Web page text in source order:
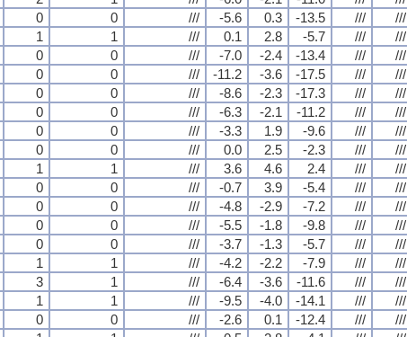
0 0 /// -5.6 0.3 -13.5 /// ///
1 1 /// 0.1 2.8 -5.7 /// ///
0 0 /// -7.0 -2.4 -13.4 /// ///
0 0 /// -11.2 -3.6 -17.5 /// ///
0 0 /// -8.6 -2.3 -17.3 /// ///
0 0 /// -6.3 -2.1 -11.2 /// ///
0 0 /// -3.3 1.9 -9.6 /// ///
0 0 /// 0.0 2.5 -2.3 /// ///
1 1 /// 3.6 4.6 2.4 /// ///
0 0 /// -0.7 3.9 -5.4 /// ///
0 0 /// -4.8 -2.9 -7.2 /// ///
0 0 /// -5.5 -1.8 -9.8 /// ///
0 0 /// -3.7 -1.3 -5.7 /// ///
1 1 /// -4.2 -2.2 -7.9 /// ///
3 1 /// -6.4 -3.6 -11.6 /// ///
1 1 /// -9.5 -4.0 -14.1 /// ///
0 0 /// -2.6 0.1 -12.4 /// ///